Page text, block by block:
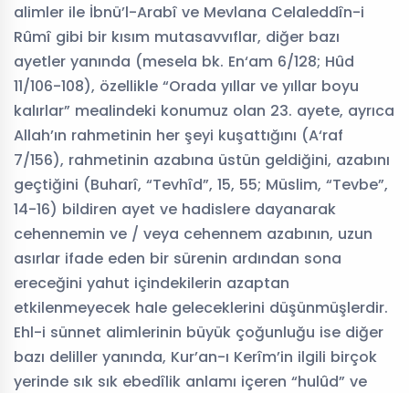
alimler ile İbnü’l-Arabî ve Mevlana Celaleddîn-i
Rûmî gibi bir kısım mutasavvıflar, diğer bazı
ayetler yanında (mesela bk. En‘am 6/128; Hûd
11/106-108), özellikle “Orada yıllar ve yıllar boyu
kalırlar” mealindeki konumuz olan 23. ayete, ayrıca
Allah’ın rahmetinin her şeyi kuşattığını (A‘raf
7/156), rahmetinin azabına üstün geldiğini, azabını
geçtiğini (Buharî, “Tevhîd”, 15, 55; Müslim, “Tevbe”,
14-16) bildiren ayet ve hadislere dayanarak
cehennemin ve / veya cehennem azabının, uzun
asırlar ifade eden bir sürenin ardından sona
ereceğini yahut içindekilerin azaptan
etkilenmeyecek hale geleceklerini düşünmüşlerdir.
Ehl-i sünnet alimlerinin büyük çoğunluğu ise diğer
bazı deliller yanında, Kur’an-ı Kerîm’in ilgili birçok
yerinde sık sık ebedîlik anlamı içeren “hulûd” ve